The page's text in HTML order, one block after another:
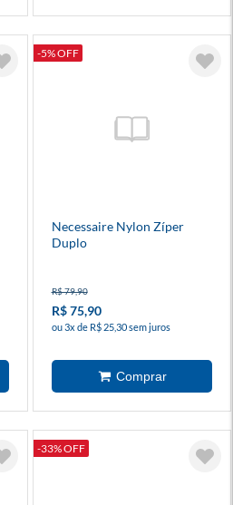
-5% OFF
Necessaire Nylon Zíper
Duplo
R$ 79,90
R$ 75,90
ou 3x de R$ 25,30 sem juros
-33% OFF